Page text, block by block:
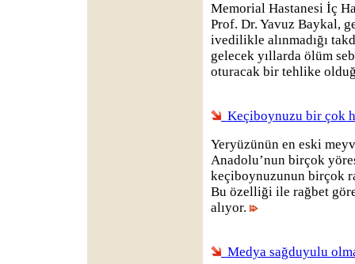
Memorial Hastanesi İç
Prof. Dr. Yavuz Baykal,
ivedilikle alınmadığı
gelecek yıllarda ölüm
oturacak bir tehlike
Keçiboynuzu bir çok
Yeryüzünün en eski
Anadolu’nun birçok
keçiboynuzunun birçok
Bu özelliği ile rağbet
alıyor.
Medya sağduyulu